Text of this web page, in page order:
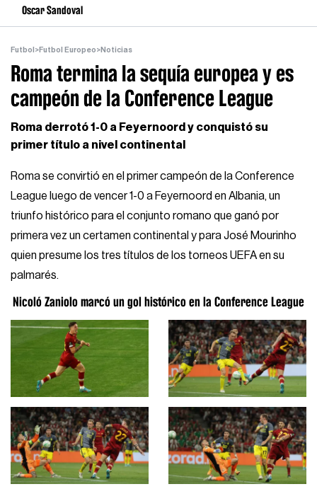
Oscar Sandoval
Futbol >Futbol Europeo>Noticias
Roma termina la sequía europea y es
campeón de la Conference League
Roma derrotó 1-0 a Feyernoord y conquistó su
primer título a nivel continental
Roma se convirtió en el primer campeón de la Conference
League luego de vencer 1-0 a Feyernoord en Albania, un
triunfo histórico para el conjunto romano que ganó por
primera vez un certamen continental y para José Mourinho
quien presume los tres títulos de los torneos UEFA en su
palmarés.
Nicoló Zaniolo marcó un gol histórico en la Conference League